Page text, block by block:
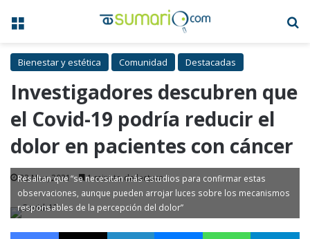
Menú
Bienestar y estética Comunidad Destacadas
Investigadores descubren que
el Covid-19 podría reducir el
dolor en pacientes con cáncer
23 Nov, 2021 1 minuto de lectura
Resaltan que “se necesitan más estudios para confirmar estas
observaciones, aunque pueden arrojar luces sobre los mecanismos
responsables de la percepción del dolor”
Facebook X LinkedIn MessengerWhatsApp